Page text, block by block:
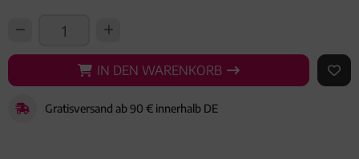
IN DEN WARENKORB
IN DEN WARENKORB AUF
Gratisversand ab 90 € innerhalb DE